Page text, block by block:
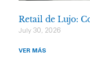
Retail de Lujo:
July 30, 2026
VER MÁS